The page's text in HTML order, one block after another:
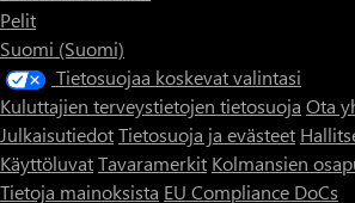
Pelit
Suomi (Suomi)
Tietosuojaa koskevat valintasi
Kuluttajien terveystietojen tietosuoja Ota
JulkaisutiedotTietosuoja ja evästeet
KäyttöluvatTavaramerkit Kolmansien
Tietoja mainoksista EU Compliance DoCs